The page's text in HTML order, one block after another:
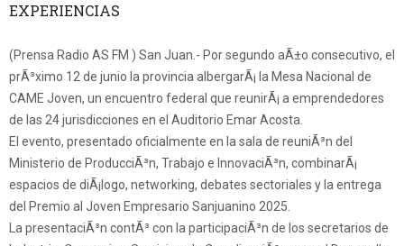
EXPERIENCIAS
(Prensa Radio AS FM ) San Juan.- Por segundo aÃ±o consecutivo, el
prÃ³ximo 12 de junio la provincia albergarÃ¡ la Mesa Nacional de
CAME Joven, un encuentro federal que reunirÃ¡ a emprendedores
de las 24 jurisdicciones en el Auditorio Emar Acosta.
El evento, presentado oficialmente en la sala de reuniÃ³n del
Ministerio de ProducciÃ³n, Trabajo e InnovaciÃ³n, combinarÃ¡
espacios de diÃ¡logo, networking, debates sectoriales y la entrega
del Premio al Joven Empresario Sanjuanino 2025.
La presentaciÃ³n contÃ³ con la participaciÃ³n de los secretarios de